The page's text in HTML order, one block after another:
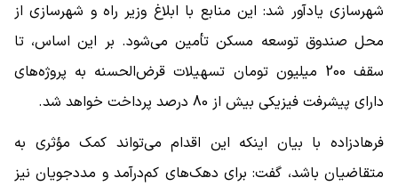
شهرسازی یادآور شد: این منابع با ابلاغ وزیر راه و شهرسازی از
محل صندوق توسعه مسکن تأمین می‌شود. بر این اساس، تا
سقف 200 میلیون تومان تسهیلات قرض‌الحسنه به پروژه‌های
دارای پیشرفت فیزیکی بیش از 80 درصد پرداخت خواهد شد.
فرهادزاده با بیان اینکه این اقدام می‌تواند کمک مؤثری به
متقاضیان باشد، گفت: برای دهک‌های کم‌درآمد و مددجویان نیز